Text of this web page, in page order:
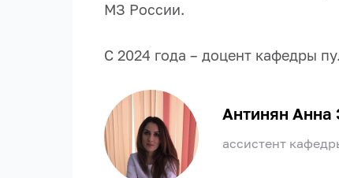
МЗ России.
С 2024 года – доцент кафедры
Антинян Анна
ассистент